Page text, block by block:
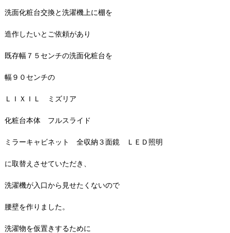
洗面化粧台交換と洗濯機上に棚を
造作したいとご依頼があり
既存幅７５センチの洗面化粧台を
幅９０センチの
ＬＩＸＩＬ ミズリア
化粧台本体 フルスライド
ミラーキャビネット 全収納３面鏡 ＬＥＤ照明
に取替えさせていただき、
洗濯機が入口から見せたくないので
腰壁を作りました。
洗濯物を仮置きするために